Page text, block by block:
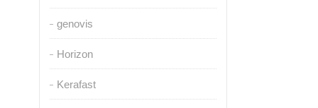
genovis
Horizon
Kerafast